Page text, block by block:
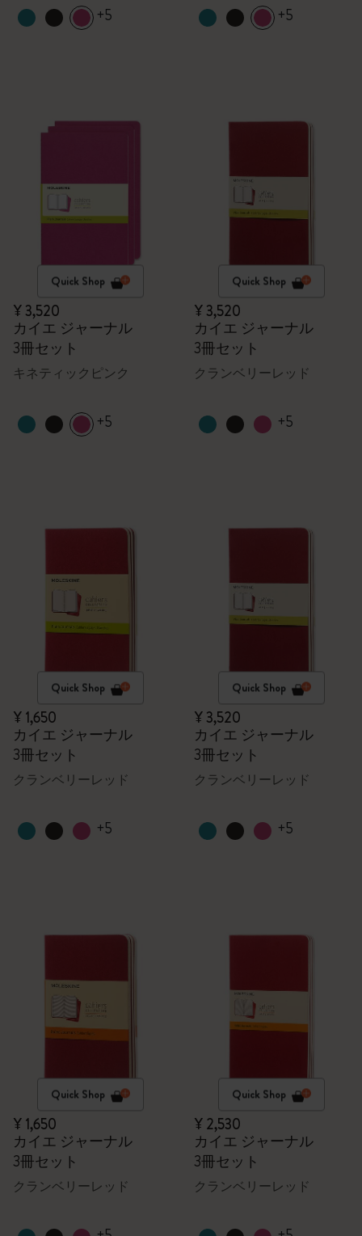
+5 +5
Quick Shop
¥ 3,520
カイエ ジャーナル
3冊セット
キネティックピンク
+5
Quick Shop
¥ 3,520
カイエ ジャーナル
3冊セット
クランベリーレッド
+5
Quick Shop
¥ 1,650
カイエ ジャーナル
3冊セット
クランベリーレッド
+5
Quick Shop
¥ 3,520
カイエ ジャーナル
3冊セット
クランベリーレッド
+5
Quick Shop
¥ 1,650
カイエ ジャーナル
3冊セット
クランベリーレッド
Quick Shop
¥ 2,530
カイエ ジャーナル
3冊セット
クランベリーレッド